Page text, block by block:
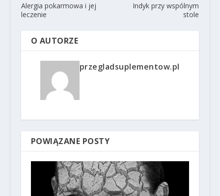
Alergia pokarmowa i jej
leczenie
Indyk przy wspólnym
stole
O AUTORZE
przegladsuplementow.pl
POWIĄZANE POSTY